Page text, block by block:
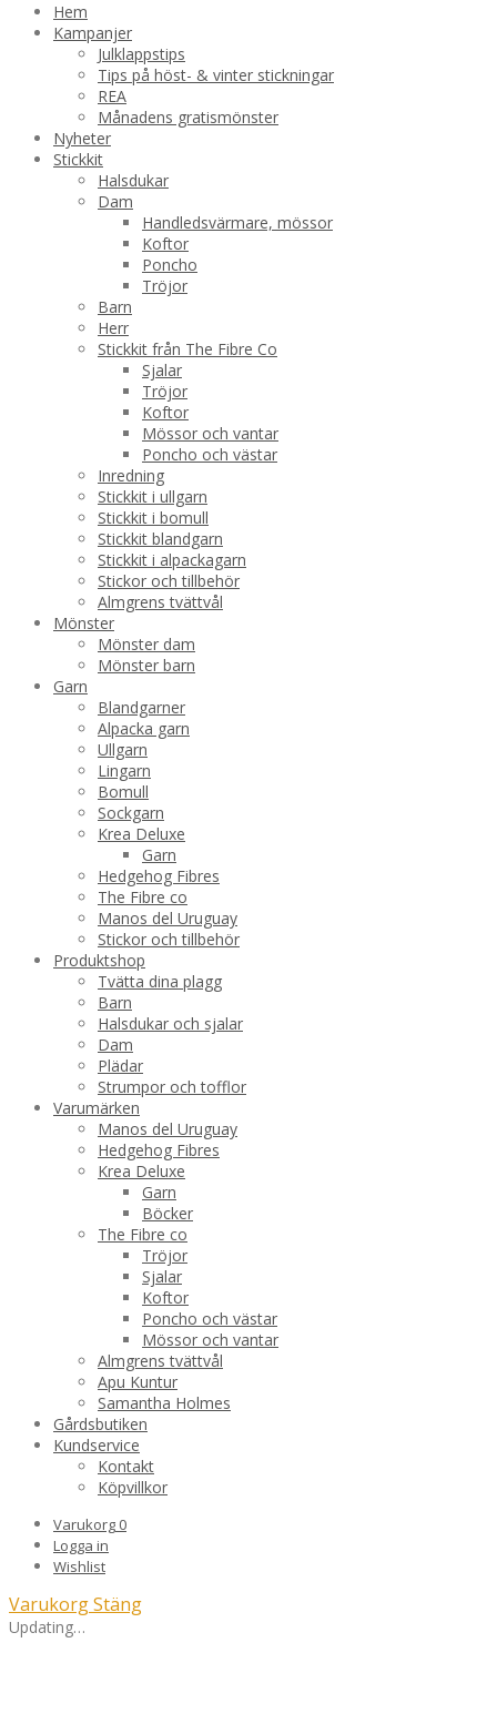
Hem
Kampanjer
Julklappstips
Tips på höst- & vinter stickningar
REA
Månadens gratismönster
Nyheter
Stickkit
Halsdukar
Dam
Handledsvärmare, mössor
Koftor
Poncho
Tröjor
Barn
Herr
Stickkit från The Fibre Co
Sjalar
Tröjor
Koftor
Mössor och vantar
Poncho och västar
Inredning
Stickkit i ullgarn
Stickkit i bomull
Stickkit blandgarn
Stickkit i alpackagarn
Stickor och tillbehör
Almgrens tvättvål
Mönster
Mönster dam
Mönster barn
Garn
Blandgarner
Alpacka garn
Ullgarn
Lingarn
Bomull
Sockgarn
Krea Deluxe
Garn
Hedgehog Fibres
The Fibre co
Manos del Uruguay
Stickor och tillbehör
Produktshop
Tvätta dina plagg
Barn
Halsdukar och sjalar
Dam
Plädar
Strumpor och tofflor
Varumärken
Manos del Uruguay
Hedgehog Fibres
Krea Deluxe
Garn
Böcker
The Fibre co
Tröjor
Sjalar
Koftor
Poncho och västar
Mössor och vantar
Almgrens tvättvål
Apu Kuntur
Samantha Holmes
Gårdsbutiken
Kundservice
Kontakt
Köpvillkor
Varukorg 0
Logga in
Wishlist
VarukorgStäng
Updating…